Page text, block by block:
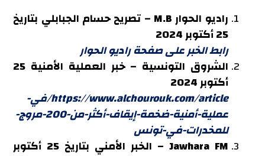
راديو الحوار M.B – تصريح حسام الجبابلي بتاريخ
25 أكتوبر 2024
رابط الخبر على صفحة راديو الحوار
الشروق التونسية – خبر العملية الأمنية 25
أكتوبر 2024
https://www.alchourouk.com/article/في-
عملية-أمنية-ضخمة-إيقاف-أكثر-من-200-مروج-
للمخدرات-في-تونس
Jawhara FM – الخبر الأمني بتاريخ 25 أكتوبر